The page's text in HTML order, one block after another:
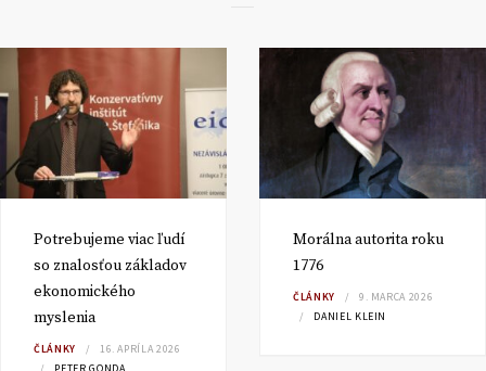
Potrebujeme viac ľudí
so znalosťou základov
ekonomického
myslenia
ČLÁNKY
16. APRÍLA 2026
Morálna autorita roku
1776
ČLÁNKY
9. MARCA 2026
DANIEL KLEIN